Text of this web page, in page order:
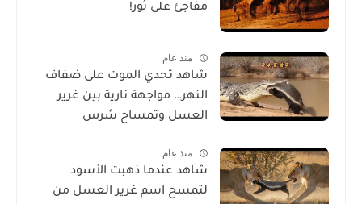
مفاجئ على ثور!
منذ عام
شاهد تحدي الموت على ضفاف
النهر… مواجهة نارية بين غرير
العسل وتمساح شرس
منذ عام
شاهد عندما ذهبت الأسود
لتمسح اسم غرير العسل من